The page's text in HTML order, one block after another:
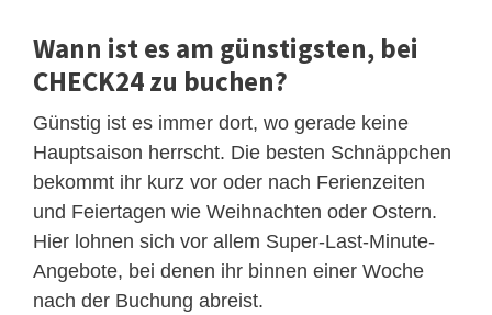
Wann ist es am günstigsten, bei
CHECK24 zu buchen?
Günstig ist es immer dort, wo gerade keine
Hauptsaison herrscht. Die besten Schnäppchen
bekommt ihr kurz vor oder nach Ferienzeiten
und Feiertagen wie Weihnachten oder Ostern.
Hier lohnen sich vor allem Super-Last-Minute-
Angebote, bei denen ihr binnen einer Woche
nach der Buchung abreist.